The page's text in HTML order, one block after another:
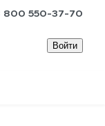
800 550-37-70
Войти